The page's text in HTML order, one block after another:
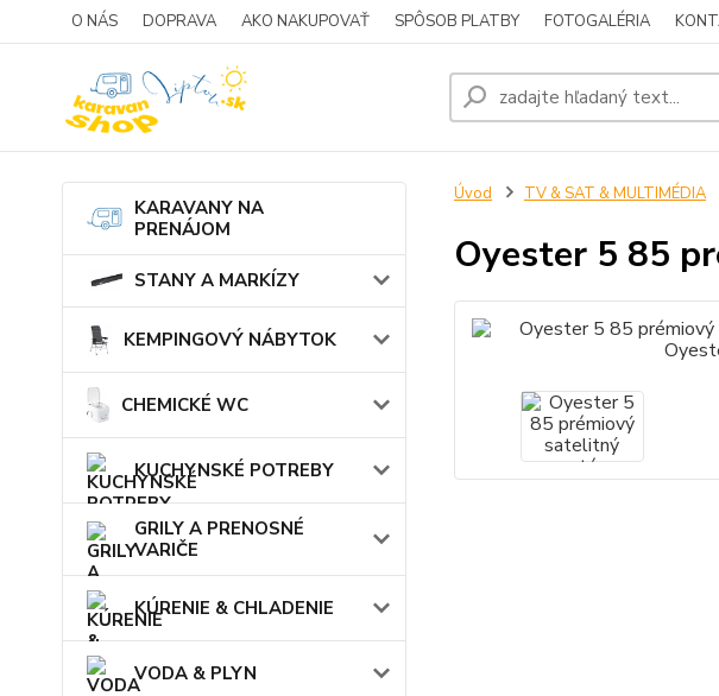
O NÁS DOPRAVA AKO NAKUPOVAŤ SPÔSOB PLATBY FOTOGALÉRIA
KARAVANY NA
PRENÁJOM
STANY A MARKÍZY
KEMPINGOVÝ NÁBYTOK
CHEMICKÉ WC
KUCHYNSKÉ POTREBY
GRILY A PRENOSNÉ
VARIČE
KÚRENIE & CHLADENIE
VODA & PLYN
Úvod TV & SAT & MULTIMÉDIA
Oyester 5 85